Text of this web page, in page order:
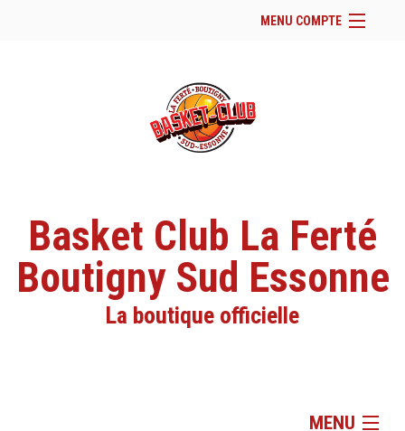
MENU COMPTE
Site Web du club
Facebook
Se connecter
Basket Club La Ferté
Boutigny Sud Essonne
La boutique officielle
MENU